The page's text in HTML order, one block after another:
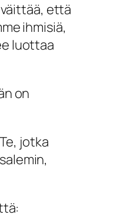
väittää, että
ihmisiä,
luottaa
on
jotka